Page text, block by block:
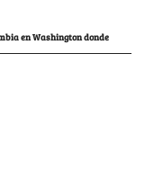
en Washington donde